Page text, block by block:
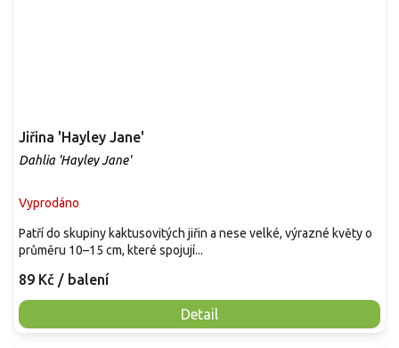
Jiřina 'Hayley Jane'
Dahlia 'Hayley Jane'
Vyprodáno
89 Kč / balení
Detail
Patří do skupiny kaktusovitých jiřin a nese velké, výrazné květy o
průměru 10–15 cm, které spojují...